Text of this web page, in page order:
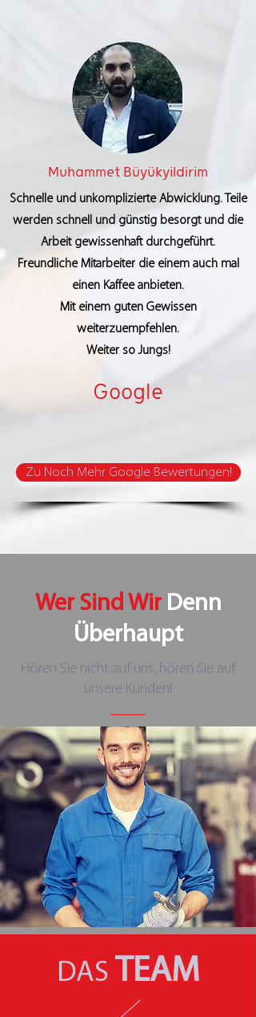
Muhammet Büyükyildirim
Schnelle und unkomplizierte Abwicklung. Teile
werden schnell und günstig besorgt und die
Arbeit gewissenhaft durchgeführt.
Freundliche Mitarbeiter die einem auch mal
einen Kaffee anbieten.
Mit einem guten Gewissen
weiterzuempfehlen.
Weiter so Jungs!
Google
Zu Noch Mehr Google Bewertungen!
Wer Sind WirDenn
Überhaupt
Hören Sie nicht auf uns, hören Sie auf
unsere Kunden!
DAS TEAM